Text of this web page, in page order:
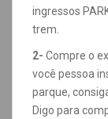
ingressos
trem.
2- Compre o
você pessoa
parque,
Digo para